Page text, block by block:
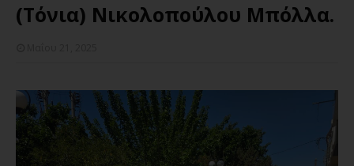
(Τόνια) Νικολοπούλου Μπόλλα.